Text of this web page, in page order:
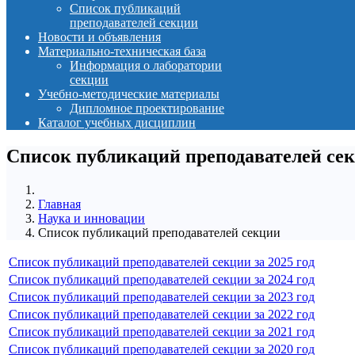
Список публикаций
преподавателей секции
Новости и объявления
Материально-техническая база
Информация о лаборатории
секции
Учебно-методические материалы
Дипломное проектирование
Каталог учебных дисциплин
Список публикаций преподавателей
Главная
Наука и инновации
Список публикаций преподавателей секции
Список публикаций преподавателей секции за 2025 год
Список публикаций преподавателей секции за 2024 год
Список публикаций преподавателей секции за 2023 год
Список публикаций преподавателей секции за 2022 год
Список публикаций преподавателей секции за 2021 год
Список публикаций преподавателей секции за 2020 год